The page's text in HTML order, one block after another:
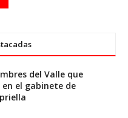
del Valle que
el gabinete de